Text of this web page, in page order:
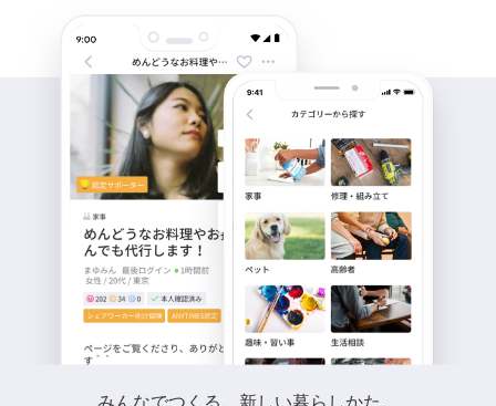
みんなでつくる、新しい暮らしかた。